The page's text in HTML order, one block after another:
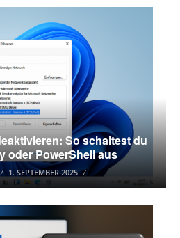
So schaltest du
oder PowerShell aus
1. SEPTEMBER 2025